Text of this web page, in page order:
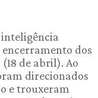
dos
de abril). Ao
direcionados
e trouxeram